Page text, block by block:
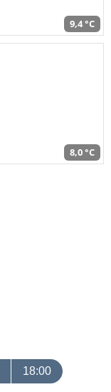
9,4 °C
8,0 °C
18:00